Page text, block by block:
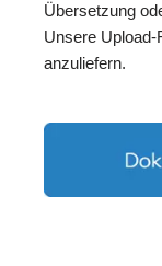
Übersetzung
Unsere Upload-
anzuliefern.